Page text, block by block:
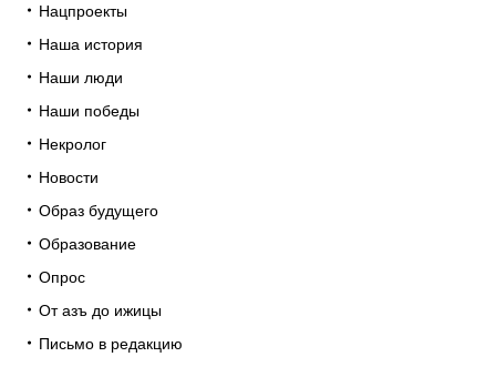
Нацпроекты
Наша история
Наши люди
Наши победы
Некролог
Новости
Образ будущего
Образование
Опрос
От азъ до ижицы
Письмо в редакцию